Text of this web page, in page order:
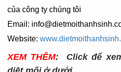
của công ty chúng tôi
Email:
Website:
XEM THÊM: Click để